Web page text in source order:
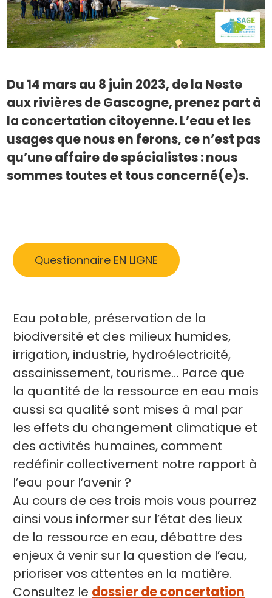
Du 14 mars au 8 juin 2023, de la Neste
aux rivières de Gascogne, prenez part à
la concertation citoyenne. L’eau et les
usages que nous en ferons, ce n’est pas
qu’une affaire de spécialistes : nous
sommes toutes et tous concerné(e)s.
Questionnaire EN LIGNE
Eau potable, préservation de la
biodiversité et des milieux humides,
irrigation, industrie, hydroélectricité,
assainissement, tourisme… Parce que
la quantité de la ressource en eau mais
aussi sa qualité sont mises à mal par
les effets du changement climatique et
des activités humaines, comment
redéfinir collectivement notre rapport à
l’eau pour l’avenir ?
Au cours de ces trois mois vous pourrez
ainsi vous informer sur l’état des lieux
de la ressource en eau, débattre des
enjeux à venir sur la question de l’eau,
prioriser vos attentes en la matière.
Consultez le dossier de concertation